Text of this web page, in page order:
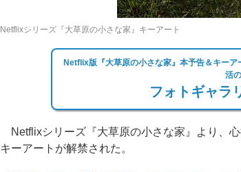
Netflixシリーズ『大草原の小さな家』キーアート
Netflix版『大草原の小さな家』本予告＆キー
活の
フォトギャラ
Netflixシリーズ『大草原の小さな家』より、
キーアートが解禁された。